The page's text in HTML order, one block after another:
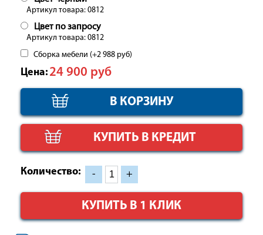
Артикул товара: 0812
Цвет по запросу
Артикул товара: 0812
Сборка мебели (+2 988 руб)
Цена: 24 900 руб
КУПИТЬ В КРЕДИТ
Количество: - +
КУПИТЬ В 1 КЛИК